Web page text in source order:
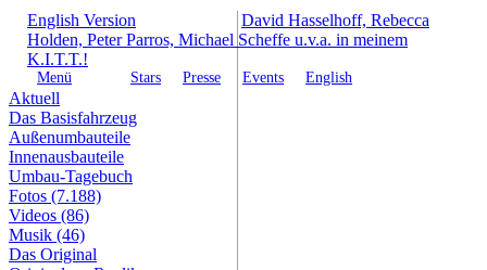
English Version
David Hasselhoff, Rebecca
Holden, Peter Parros, Michael Scheffe u.v.a. in meinem
K.I.T.T.!
Menü Stars Presse Events English
Aktuell
Das Basisfahrzeug
Außenumbauteile
Innenausbauteile
Umbau-Tagebuch
Fotos (7.188)
Videos (86)
Musik (46)
Das Original